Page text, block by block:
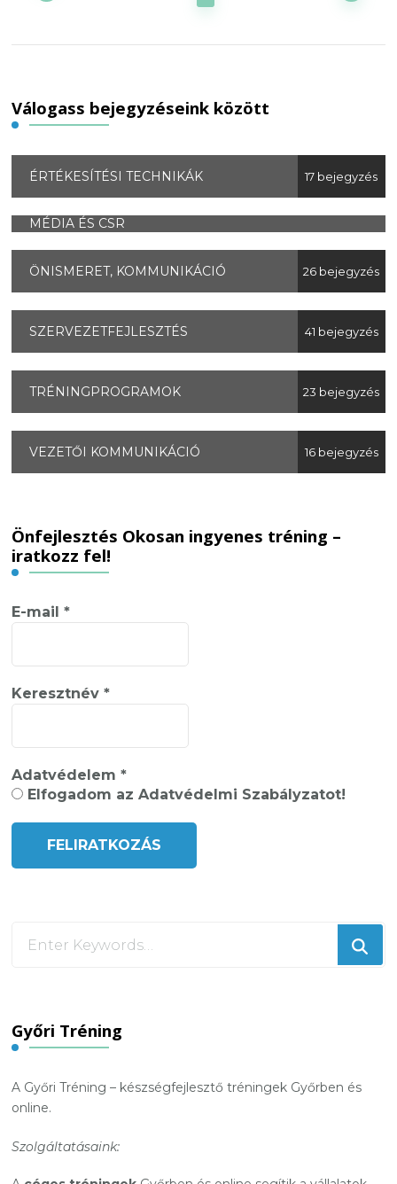
Válogass bejegyzéseink között
ÉRTÉKESÍTÉSI TECHNIKÁK 17 bejegyzés
MÉDIA ÉS CSR
ÖNISMERET, KOMMUNIKÁCIÓ 26 bejegyzés
SZERVEZETFEJLESZTÉS 41 bejegyzés
TRÉNINGPROGRAMOK 23 bejegyzés
VEZETŐI KOMMUNIKÁCIÓ 16 bejegyzés
Önfejlesztés Okosan ingyenes tréning –
iratkozz fel!
E-mail*
Keresztnév*
Adatvédelem*
Elfogadom az Adatvédelmi Szabályzatot!
Győri Tréning
A Győri Tréning – készségfejlesztő tréningek Győrben és
online.
Szolgáltatásaink: